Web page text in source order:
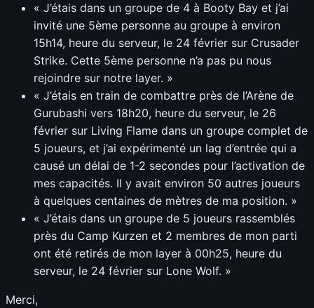
« J’étais dans un groupe de 4 à Booty Bay et j’ai
invité une 5ème personne au groupe à environ
15h14, heure du serveur, le 24 février sur Crusader
Strike. Cette 5ème personne n’a pas pu nous
rejoindre sur notre layer. »
« J’étais en train de combattre près de l’Arène de
Gurubashi vers 18h20, heure du serveur, le 26
février sur Living Flame dans un groupe complet de
5 joueurs, et j’ai expérimenté un lag d’entrée qui a
causé un délai de 1-2 secondes pour l’activation de
mes capacités. Il y avait environ 50 autres joueurs
à quelques centaines de mètres de ma position. »
« J’étais dans un groupe de 5 joueurs rassemblés
près du Camp Kurzen et 2 membres de mon parti
ont été retirés de mon layer à 00h25, heure du
serveur, le 24 février sur Lone Wolf. »
Merci,